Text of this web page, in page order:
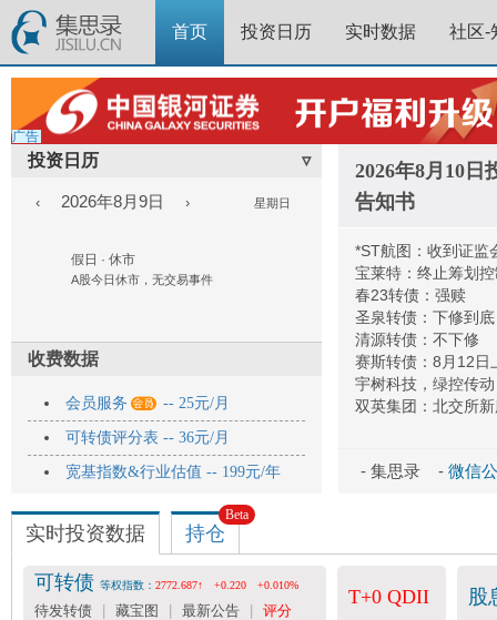
首页 投资日历 实时数据 社区-
广告
投资日历 ▿
‹ 2026年8月9日 › 星期日
假日 · 休市
A股今日休市，无交易事件
收费数据
会员服务  -- 25元/月
可转债评分表 -- 36元/月
宽基指数&行业估值 -- 199元/年
2026年8月10
告知书
*ST航图：收到证监
宝莱特：终止筹划
春23转债：强赎
圣泉转债：下修到底
清源转债：不下修
赛斯转债：8月12日
宇树科技，绿控传
双英集团：北交所
- 集思录 - 微信
实时投资数据 持仓
Beta
可转债 等权指数： 2772.687↑ +0.220 +0.010%
待发转债 藏宝图 最新公告 评分
T+0 QDII 股